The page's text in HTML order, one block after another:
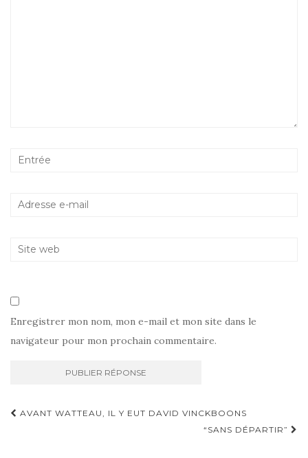
Enregistrer mon nom, mon e-mail et mon site dans le
navigateur pour mon prochain commentaire.
Navigation
AVANT WATTEAU, IL Y EUT DAVID VINCKBOONS
“SANS DÉPARTIR”